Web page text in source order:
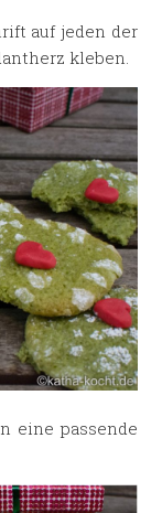
auf jeden der
kleben.
eine passende